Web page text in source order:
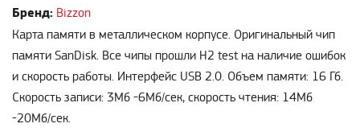
Бренд: Bizzon
Карта памяти в металлическом корпусе. Оригинальный чип
памяти SanDisk. Все чипы прошли H2 test на наличие ошибок
и скорость работы. Интерфейс USB 2.0. Объем памяти: 16 Гб.
Скорость записи: 3Mб -6Mб/сек, скорость чтения: 14Mб
-20Mб/сек.